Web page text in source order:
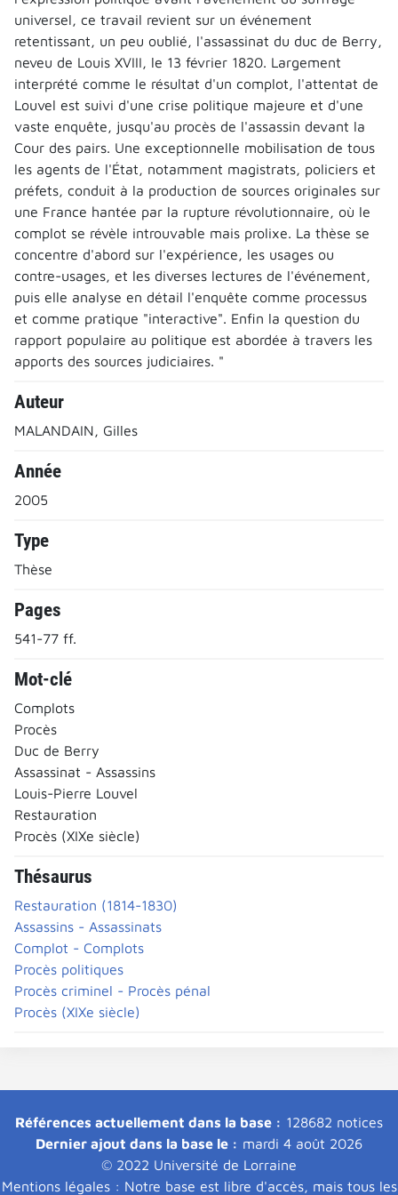
universel, ce travail revient sur un événement
retentissant, un peu oublié, l'assassinat du duc de Berry,
neveu de Louis XVIII, le 13 février 1820. Largement
interprété comme le résultat d'un complot, l'attentat de
Louvel est suivi d'une crise politique majeure et d'une
vaste enquête, jusqu'au procès de l'assassin devant la
Cour des pairs. Une exceptionnelle mobilisation de tous
les agents de l'État, notamment magistrats, policiers et
préfets, conduit à la production de sources originales sur
une France hantée par la rupture révolutionnaire, où le
complot se révèle introuvable mais prolixe. La thèse se
concentre d'abord sur l'expérience, les usages ou
contre-usages, et les diverses lectures de l'événement,
puis elle analyse en détail l'enquête comme processus
et comme pratique "interactive". Enfin la question du
rapport populaire au politique est abordée à travers les
apports des sources judiciaires. "
Auteur
MALANDAIN, Gilles
Année
2005
Type
Thèse
Pages
541-77 ff.
Mot-clé
Complots
Procès
Duc de Berry
Assassinat - Assassins
Louis-Pierre Louvel
Restauration
Procès (XIXe siècle)
Thésaurus
Restauration (1814-1830)
Assassins - Assassinats
Complot - Complots
Procès politiques
Procès criminel - Procès pénal
Procès (XIXe siècle)
Références actuellement dans la base : 128682 notices
Dernier ajout dans la base le : mardi 4 août 2026
© 2022 Université de Lorraine
Mentions légales : Notre base est libre d'accès, mais tous les